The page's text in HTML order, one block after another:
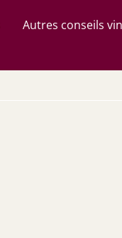
Autres conseils vin